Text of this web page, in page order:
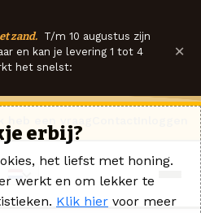
zand. T/m 10 augustus zijn
en kan je levering 1 tot 4
het snelst:
×
erbij?
het liefst met honing.
werkt en om lekker te
Klik hier voor meer